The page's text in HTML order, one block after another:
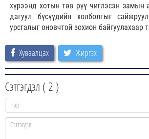
хүрээнд хотын төв рүү чиглэсэн замын
дагуул бүсүүдийн холболтыг
урсгалыг оновчтой зохион байгуулахаар
Хуваалцах Жиргэх
Сэтгэгдэл (2 )